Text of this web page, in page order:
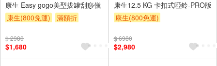
康生 Easy gogo美型拔罐刮痧儀
康生(800免運)
滿額折
$ 2980
$1,680
康生12.5 KG 卡扣式啞鈴-PRO版
康生(800免運)
$ 6980
$2,980